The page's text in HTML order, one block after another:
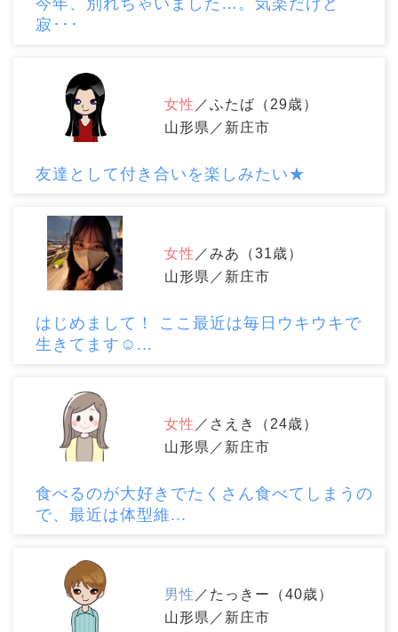
今年、別れちゃいました…。気楽だけど
寂･･･
女性 ／ふたば（29歳）
山形県／新庄市
友達として付き合いを楽しみたい★
女性 ／みあ（31歳）
山形県／新庄市
はじめまして！ ここ最近は毎日ウキウキで
生きてます☺...
女性 ／さえき（24歳）
山形県／新庄市
食べるのが大好きでたくさん食べてしまうの
で、最近は体型維...
男性 ／たっきー（40歳）
山形県／新庄市